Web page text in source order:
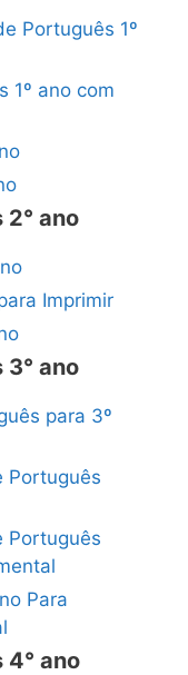
Português 1º
1º ano com
ano
Imprimir
ano
para 3º
Português
Português
Para
ano